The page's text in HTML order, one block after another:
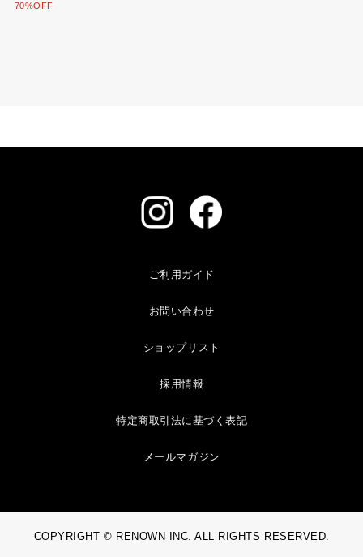
70%OFF
ご利用ガイド
お問い合わせ
ショップリスト
採用情報
特定商取引法に基づく表記
メールマガジン
COPYRIGHT © RENOWN INC. ALL RIGHTS RESERVED.